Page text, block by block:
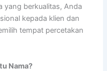
yang berkualitas, Anda
kepada klien dan
tempat percetakan
Nama?